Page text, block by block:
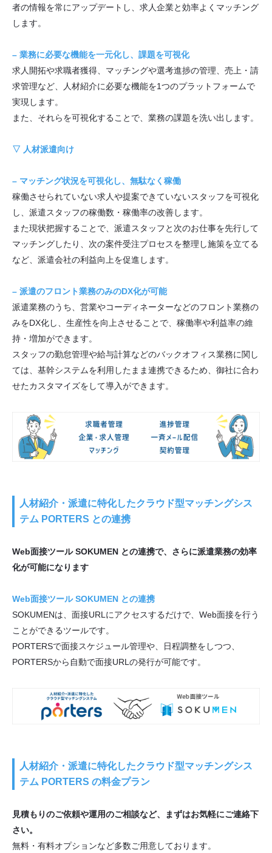
者の情報を常にアップデートし、求人企業と効率よくマッチング
します。
– 業務に必要な機能を一元化し、課題を可視化
求人開拓や求職者獲得、マッチングや選考進捗の管理、売上・請
求管理など、人材紹介に必要な機能を1つのプラットフォームで
実現します。
また、それらを可視化することで、業務の課題を洗い出します。
▽ 人材派遣向け
– マッチング状況を可視化し、無駄なく稼働
稼働させられていない求人や提案できていないスタッフを可視化
し、派遣スタッフの稼働数・稼働率の改善します。
また現状把握することで、派遣スタッフと次のお仕事を先行して
マッチングしたり、次の案件受注プロセスを整理し施策を立てる
など、派遣会社の利益向上を促進します。
– 派遣のフロント業務のみのDX化が可能
派遣業務のうち、営業やコーディネーターなどのフロント業務の
みをDX化し、生産性を向上させることで、稼働率や利益率の維
持・増加ができます。
スタッフの勤怠管理や給与計算などのバックオフィス業務に関し
ては、基幹システムを利用したまま連携できるため、御社に合わ
せたカスタマイズをして導入ができます。
人材紹介・派遣に特化したクラウド型マッチングシス
テム PORTERS との連携
Web面接ツール SOKUMEN との連携で、さらに派遣業務の効率
化が可能になります
Web面接ツール SOKUMEN との連携
SOKUMENは、面接URLにアクセスするだけで、Web面接を行う
ことができるツールです。
PORTERSで面接スケジュール管理や、日程調整をしつつ、
PORTERSから自動で面接URLの発行が可能です。
人材紹介・派遣に特化したクラウド型マッチングシス
テム PORTERS の料金プラン
見積もりのご依頼や運用のご相談など、まずはお気軽にご連絡下
さい。
無料・有料オプションなど多数ご用意しております。